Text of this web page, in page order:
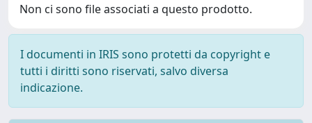
Non ci sono file associati a questo prodotto.
I documenti in IRIS sono protetti da copyright e
tutti i diritti sono riservati, salvo diversa
indicazione.